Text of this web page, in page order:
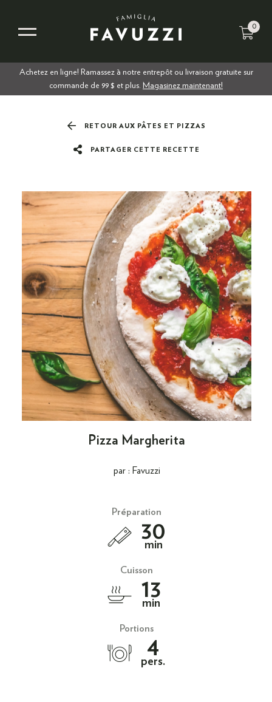
0
Achetez en ligne! Ramassez à notre entrepôt ou livraison gratuite sur
commande de 99 $ et plus. Magasinez maintenant!
RETOUR AUX PÂTES ET PIZZAS
PARTAGER CETTE RECETTE
Pizza Margherita
par : Favuzzi
Préparation
30
min
Cuisson
13
min
Portions
4
pers.